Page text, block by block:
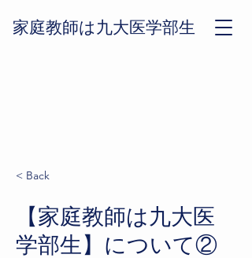
​家庭教師は九大医学部生
< Back
【家庭教師は九大医
学部生】について②